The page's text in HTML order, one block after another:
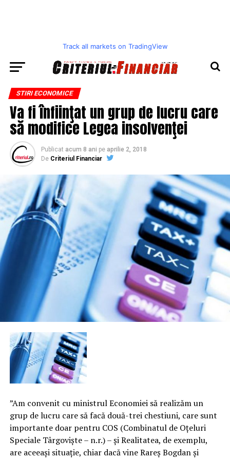
Track all markets on TradingView
STIRI ECONOMICE
Va fi înfiinţat un grup de lucru care
să modifice Legea insolvenţei
Publicat acum 8 ani pe aprilie 2, 2018
De Criteriul Financiar
”Am convenit cu ministrul Economiei să realizăm un
grup de lucru care să facă două-trei chestiuni, care sunt
importante doar pentru COS (Combinatul de Oţeluri
Speciale Târgovişte – n.r.) – şi Realitatea, de exemplu,
are aceeaşi situaţie, chiar dacă vine Rareş Bogdan şi